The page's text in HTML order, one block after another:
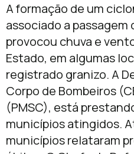
A formação de um
associado a
provocou chuva e
Estado, em algumas
registrado granizo. A
Corpo de Bombeiros
(PMSC), está
municípios atingidos.
municípios relataram